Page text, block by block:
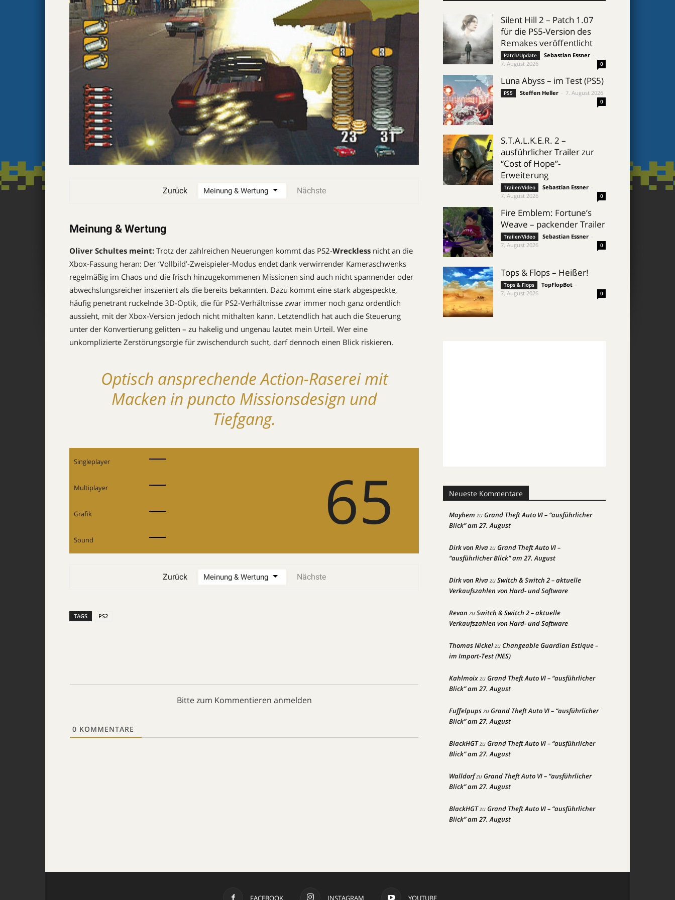
Zurück Nächste
Meinung & Wertung
Oliver Schultes meint: Trotz der zahlreichen Neuerungen kommt das PS2-Wreckless nicht an die
Xbox-Fassung heran: Der ‘Vollbild’-Zweispieler-Modus endet dank verwirrender Kameraschwenks
regelmäßig im Chaos und die frisch hinzugekommenen Missionen sind auch nicht spannender oder
abwechslungsreicher inszeniert als die bereits bekannten. Dazu kommt eine stark abgespeckte,
häufig penetrant ruckelnde 3D-Optik, die für PS2-Verhältnisse zwar immer noch ganz ordentlich
aussieht, mit der Xbox-Version jedoch nicht mithalten kann. Letztendlich hat auch die Steuerung
unter der Konvertierung gelitten – zu hakelig und ungenau lautet mein Urteil. Wer eine
unkomplizierte Zerstörungsorgie für zwischendurch sucht, darf dennoch einen Blick riskieren.
Optisch ansprechende Action-Raserei mit
Macken in puncto Missionsdesign und
Tiefgang.
Singleplayer 65
Multiplayer
Grafik
Sound
Zurück Nächste
TAGS PS2
Bitte zum Kommentieren anmelden
0 KOMMENTARE
Silent Hill 2 – Patch 1.07
für die PS5-Version des
Remakes veröffentlicht
Patch/Update Sebastian Essner
7. August 2026
0
Luna Abyss – im Test (PS5)
PS5 Steffen Heller 7. August 2026
0
S.T.A.L.K.E.R. 2 –
ausführlicher Trailer zur
“Cost of Hope”-
Erweiterung
Trailer/Video Sebastian Essner
7. August 2026
0
Fire Emblem: Fortune’s
Weave – packender Trailer
Trailer/Video Sebastian Essner
7. August 2026
0
Tops & Flops – Heißer!
Tops & Flops TopFlopBot
7. August 2026
0
Neueste Kommentare
Mayhem zuGrand Theft Auto VI – “ausführlicher
Blick” am 27. August
Dirk von RivazuGrand Theft Auto VI –
“ausführlicher Blick” am 27. August
Dirk von RivazuSwitch & Switch 2 – aktuelle
Verkaufszahlen von Hard- und Software
Revan zuSwitch & Switch 2 – aktuelle
Verkaufszahlen von Hard- und Software
Thomas NickelzuChangeable Guardian Estique –
im Import-Test (NES)
KahlmoixzuGrand Theft Auto VI – “ausführlicher
Blick” am 27. August
FuffelpupszuGrand Theft Auto VI – “ausführlicher
Blick” am 27. August
BlackHGTzuGrand Theft Auto VI – “ausführlicher
Blick” am 27. August
WalldorfzuGrand Theft Auto VI – “ausführlicher
Blick” am 27. August
BlackHGTzuGrand Theft Auto VI – “ausführlicher
Blick” am 27. August
FACEBOOK INSTAGRAM YOUTUBE